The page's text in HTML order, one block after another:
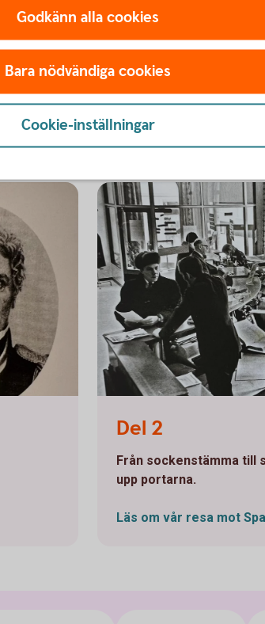
Att fortsätta vara en
i morgon.
#lokaltengagemang
Del 2
Från sockenstämma till
upp portarna.
Läs om vår resa mot
Godkänn alla cookies
Bara nödvändiga cookies
Cookie-inställningar